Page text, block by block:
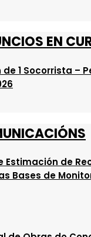
EN
1 Socorrista –
Estimación de
Bases de